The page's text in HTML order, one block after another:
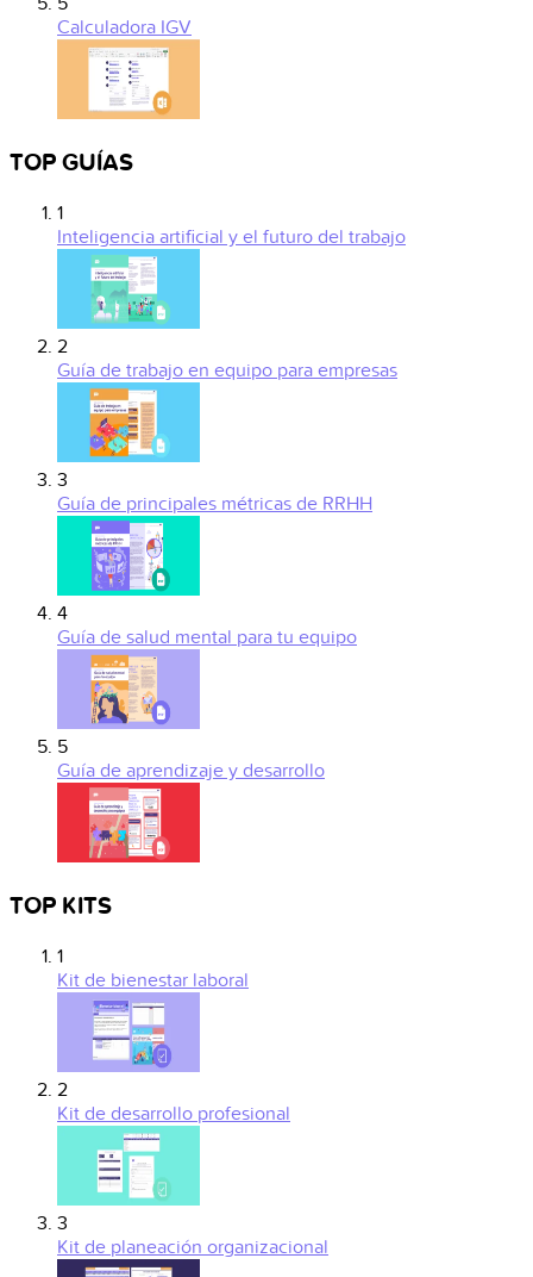
Calculadora IGV
TOP GUÍAS
1
Inteligencia artificial y el futuro del trabajo
2
Guía de trabajo en equipo para empresas
3
Guía de principales métricas de RRHH
4
Guía de salud mental para tu equipo
5
Guía de aprendizaje y desarrollo
TOP KITS
1
Kit de bienestar laboral
2
Kit de desarrollo profesional
3
Kit de planeación organizacional